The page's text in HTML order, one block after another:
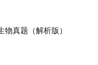
真题（解析版）